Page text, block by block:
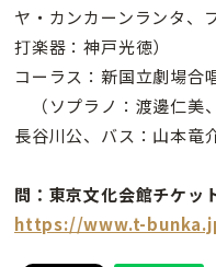
ヤ・カンカーンランタ、
打楽器：神戸光徳）
コーラス：新国立劇場合
（ソプラノ：渡邊仁美
長谷川公、バス：山本竜介
問：東京文化会館チケ
https://www.t-